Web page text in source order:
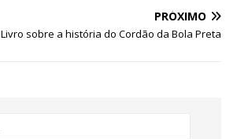
dI r PRÓXIMO
Livro sobre a história do Cordão da Bola Preta